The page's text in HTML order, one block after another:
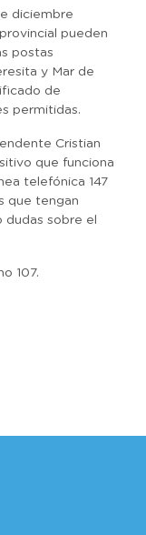
diciembre
pueden
postas
y Mar de
de
permitidas.
Cristian
que funciona
telefónica 147
que tengan
dudas sobre el
107.